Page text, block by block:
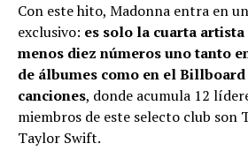
Con este hito, Madonna entra en
exclusivo: es solo la cuarta
menos diez números uno tanto
de álbumes como en el Billboard
canciones, donde acumula 12
miembros de este selecto club son
Taylor Swift.